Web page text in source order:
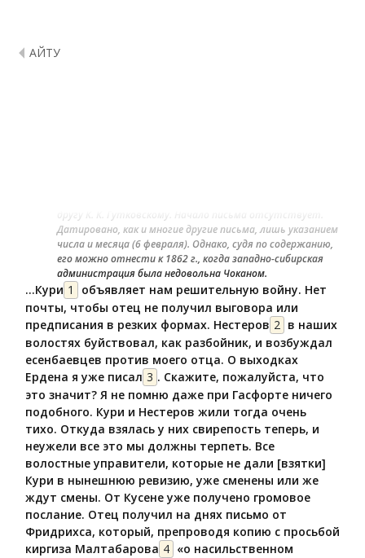
ҚАЙТУ
другу К. К. Гутковскому. Начало письма отсутствует.
Датировано, как и многие другие письма, лишь указанием
числа и месяца (6 февраля). Однако, судя по содержанию,
его можно отнести к 1862 г., когда западно-сибирская
администрация была недовольна Чоканом.
…Кури 1
объявляет нам решительную войну. Нет
почты, чтобы отец не получил выговора или
предписания в резких формах. Нестеров 2 в наших
волостях буйствовал, как разбойник, и возбуждал
есенбаевцев против моего отца. О выходках
Ердена я уже писал 3 . Скажите, пожалуйста, что
это значит? Я не помню даже при Гасфорте ничего
подобного. Кури и Нестеров жили тогда очень
тихо. Откуда взялась у них свирепость теперь, и
неужели все это мы должны терпеть. Все
волостные управители, которые не дали [взятки]
Кури в нынешнюю ревизию, уже сменены или же
ждут смены. От Кусене уже получено громовое
послание. Отец получил на днях письмо от
Фридрихса, который, препроводя копию с просьбой
киргиза Малтабарова 4 «о насильственном